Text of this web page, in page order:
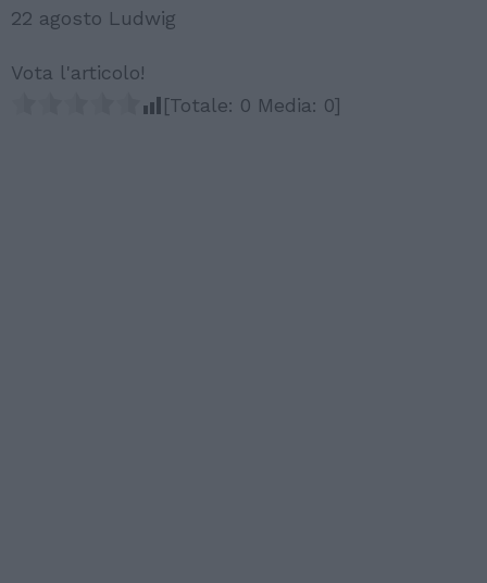
22 agosto Ludwig
Vota l'articolo!
[Totale: 0 Media: 0]